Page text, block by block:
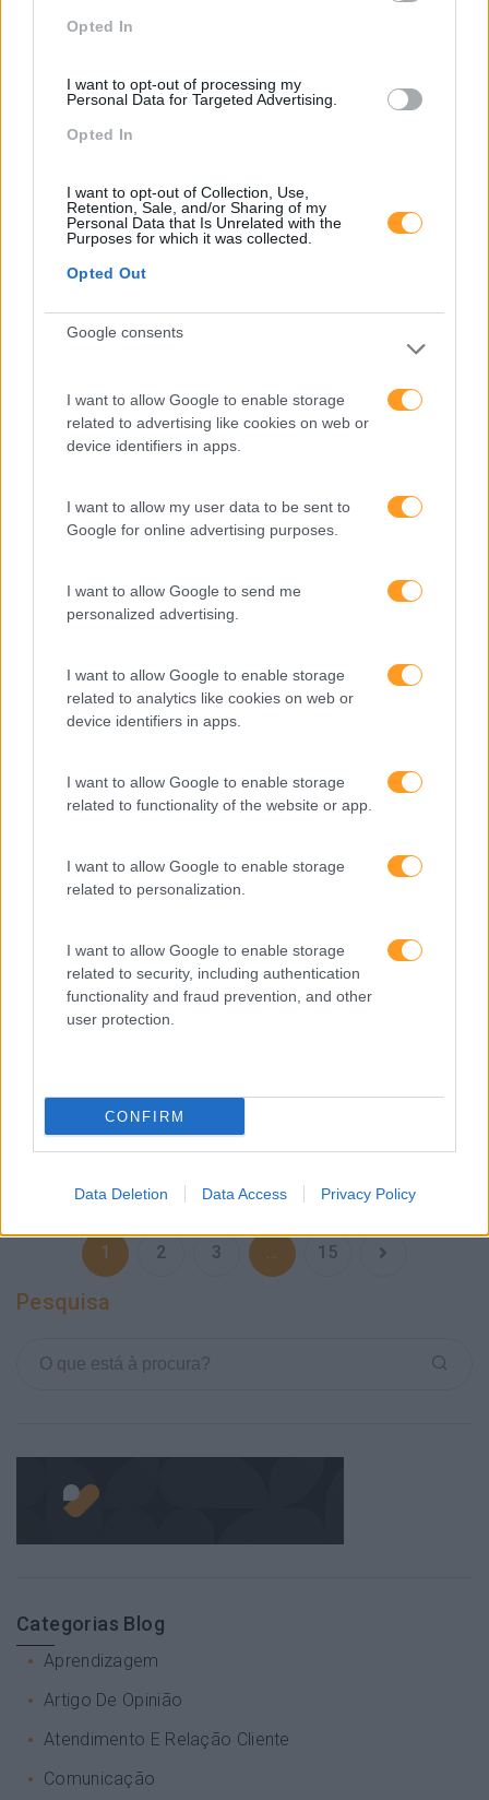
Opted In
I want to opt-out of processing my
Personal Data for Targeted Advertising.
Opted In
I want to opt-out of Collection, Use,
Retention, Sale, and/or Sharing of my
Personal Data that Is Unrelated with the
Purposes for which it was collected.
Opted Out
Google consents
I want to allow Google to enable storage
related to advertising like cookies on web or
device identifiers in apps.
I want to allow my user data to be sent to
Google for online advertising purposes.
I want to allow Google to send me
personalized advertising.
I want to allow Google to enable storage
related to analytics like cookies on web or
device identifiers in apps.
I want to allow Google to enable storage
related to functionality of the website or app.
I want to allow Google to enable storage
related to personalization.
I want to allow Google to enable storage
related to security, including authentication
functionality and fraud prevention, and other
user protection.
CONFIRM
Data Deletion Data Access Privacy Policy
O QUE É QUE A AIRBNB TEM PARA ENSINAR SOBRE
Qualquer pessoa que já tenha viajado pelo menos uma
vez nos últimos dez anos já terá ouvido falar da AirBnB.
Sim, essa empresa que transformou a forma como os
LEIA MAIS
O NOVO DESIGN DO TRABALHO
Desde pequenas cidades corporativas que permitem aos
colaboradores nunca terem que sair do seu local de
trabalho para aceder a uma multiplicidade de serviços, a
1 2 3 … 15
Pesquisa
Categorias Blog
Aprendizagem
Artigo De Opinião
Atendimento E Relação Cliente
Comunicação